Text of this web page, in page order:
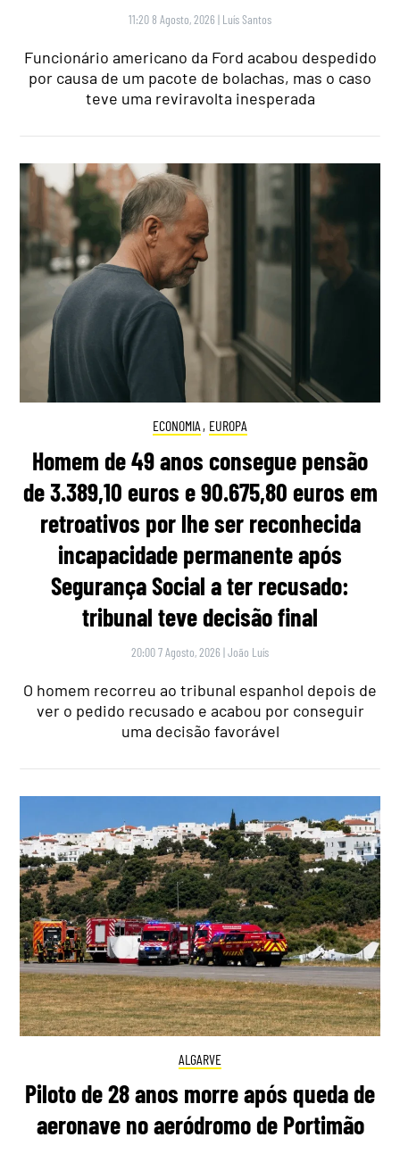
11:20 8 Agosto, 2026 | Luís Santos
Funcionário americano da Ford acabou despedido
por causa de um pacote de bolachas, mas o caso
teve uma reviravolta inesperada
ECONOMIA , EUROPA
Homem de 49 anos consegue pensão
de 3.389,10 euros e 90.675,80 euros em
retroativos por lhe ser reconhecida
incapacidade permanente após
Segurança Social a ter recusado:
tribunal teve decisão final
20:00 7 Agosto, 2026 |João Luís
O homem recorreu ao tribunal espanhol depois de
ver o pedido recusado e acabou por conseguir
uma decisão favorável
ALGARVE
Piloto de 28 anos morre após queda de
aeronave no aeródromo de Portimão